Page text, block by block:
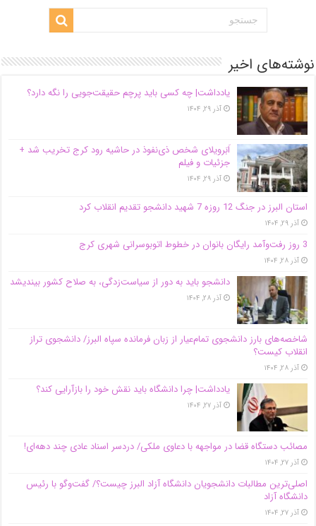
نوشته‌های اخیر
یادداشت| ‌چه کسی باید پرچم حقیقت‌جویی را نگه دارد؟
آذر ۲۹, ۱۴۰۴
اَبَر‌ویلای شخص ذی‌نفوذ در حاشیه‌ رود کرج تخریب شد +
جزئیات و فیلم
آذر ۲۹, ۱۴۰۴
استان البرز در جنگ 12 روزه 7 شهید دانشجو تقدیم انقلاب کرد
آذر ۲۹, ۱۴۰۴
3 روز رفت‌وآمد رایگان بانوان در خطوط اتوبوسرانی شهری کرج
آذر ۲۸, ۱۴۰۴
دانشجو باید به دور از سیاست‌زدگی، به صلاح کشور بیندیشد
آذر ۲۸, ۱۴۰۴
شاخصه‌های بارز دانشجوی تمام‌عیار از زبان فرمانده سپاه البرز/ دانشجوی تراز
انقلاب کیست؟
آذر ۲۸, ۱۴۰۴
یادداشت| چرا دانشگاه باید نقش خود را بازآرایی کند؟
آذر ۲۷, ۱۴۰۴
مصائب دستگاه قضا در مواجهه با دعاوی ملکی/ دردسر اسناد عادی چند‌ دهه‌ای!
آذر ۲۷, ۱۴۰۴
اصلی‌ترین مطالبات دانشجویان دانشگاه آزاد البرز چیست؟/ گفت‌وگو با رئیس
دانشگاه آز‌اد
آذر ۲۷, ۱۴۰۴